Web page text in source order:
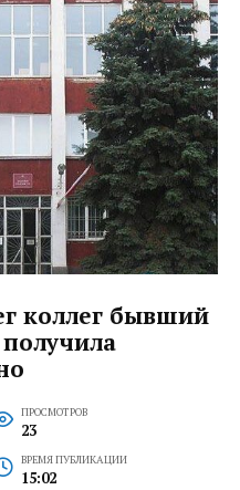
коллег бывший
ПРОСМОТРОВ
23
ВРЕМЯ ПУБЛИКАЦИИ
15:02